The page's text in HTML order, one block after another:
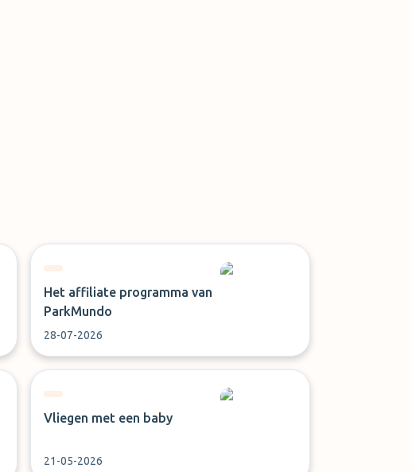
Het affiliate programma van
ParkMundo
28-07-2026
Vliegen met een baby
21-05-2026